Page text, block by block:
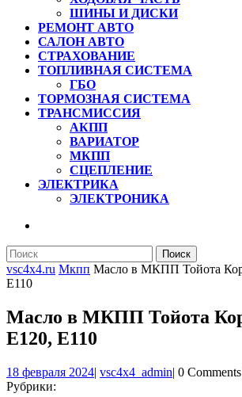
ШИНЫ И ДИСКИ
РЕМОНТ АВТО
САЛОН АВТО
СТРАХОВАНИЕ
ТОПЛИВНАЯ СИСТЕМА
ГБО
ТОРМОЗНАЯ СИСТЕМА
ТРАНСМИССИЯ
АКПП
ВАРИАТОР
МКПП
СЦЕПЛЕНИЕ
ЭЛЕКТРИКА
ЭЛЕКТРОНИКА
КНОПКА
Найти:
vsc4x4.ru Мкпп Масло в МКПП Тойота
E110
Масло в МКПП Тойота
E120, E110
18 февраля 202418
| vsc4x4_adminvsc4x4_admin
| 0 Comments
Рубрики: